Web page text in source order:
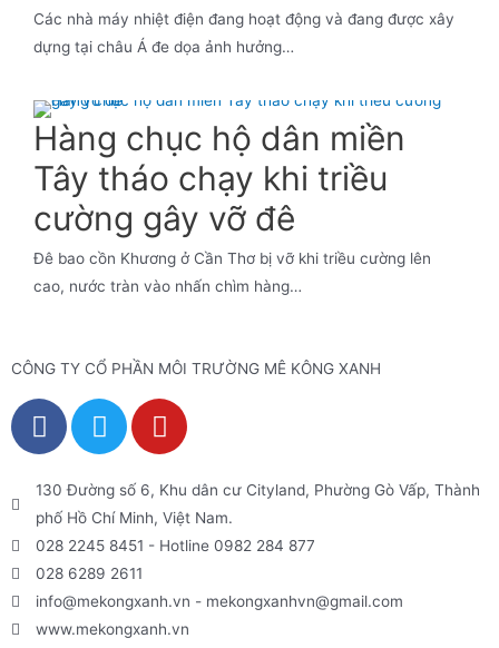
Các nhà máy nhiệt điện đang hoạt động và đang được xây
dựng tại châu Á đe dọa ảnh hưởng…
Hàng chục hộ dân miền
Tây tháo chạy khi triều
cường gây vỡ đê
Đê bao cồn Khương ở Cần Thơ bị vỡ khi triều cường lên
cao, nước tràn vào nhấn chìm hàng…
CÔNG TY CỔ PHẦN MÔI TRƯỜNG MÊ KÔNG XANH
130 Đường số 6, Khu dân cư Cityland, Phường Gò Vấp, Thành
phố Hồ Chí Minh, Việt Nam.
028 2245 8451 - Hotline 0982 284 877
028 6289 2611
info@mekongxanh.vn - mekongxanhvn@gmail.com
www.mekongxanh.vn